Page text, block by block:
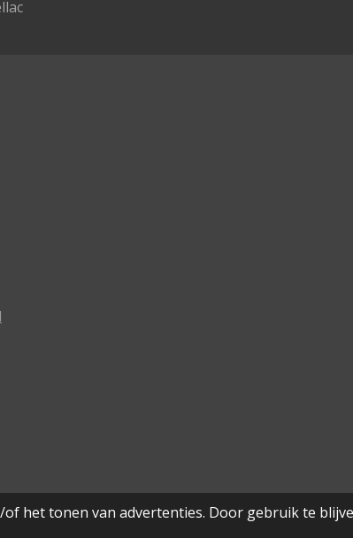
het tonen van advertenties. Door gebruik te
l